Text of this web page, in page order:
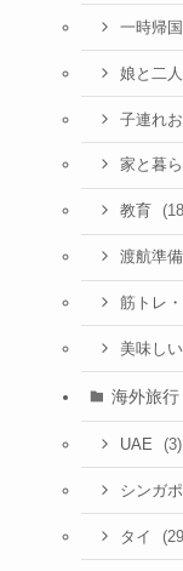
一時帰国
娘と二
子連れ
家と暮
教育
渡航準備
筋トレ
美味し
海外旅行
UAE (3)
シンガ
タイ